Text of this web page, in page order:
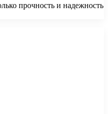
прочность и надежность